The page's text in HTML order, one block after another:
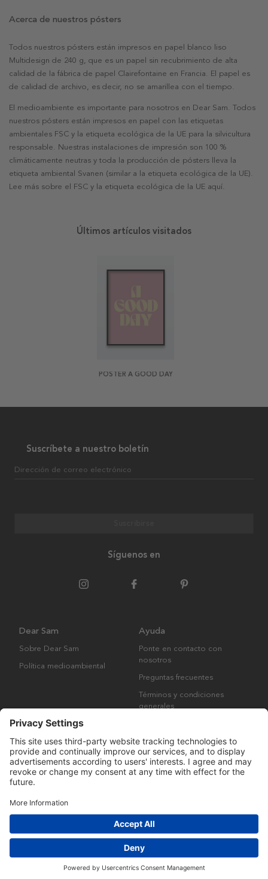
Acerca de nuestros pósters
Todos nuestros pósters están impresos en papel blanco liso
Multidesign de 240 g, que es un papel sin recubrimiento de alta
calidad de la fábrica de papel Clairefontaine en Francia. El papel es
de calidad de archivo, es decir, no se amarillea con el tiempo.
El medioambiente es importante para nosotros en Dear Sam. Todos
nuestros pósters están impresos en papel con las etiquetas
ambientales FSC y la etiqueta ecológica de la UE para la silvicultura
responsable. Nuestras instalaciones de impresión son 100 %
climáticamente neutras y toda la producción de pósters lleva la
etiqueta ambiental Svanen (similar a la etiqueta ecológica de la UE).
Lee más sobre el FSC y la etiqueta ecológica de la UE aquí.
Últimos artículos visitados
POSTER A GOOD DAY
Suscríbete a nuestro boletín
Dirección de correo electrónico
Síguenos en
Dear Sam
Sobre Dear Sam
Política medioambiental
Ayuda
Ponte en contacto con
nosotros
Preguntas frecuentes
Términos y condiciones
generales
Derechos de autor © Many Brands AB 2023. Todos los derechos